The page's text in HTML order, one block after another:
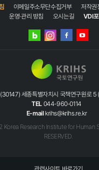
이메일주소무단수집거부 저작권
운영·관리 방침
오시는길 VDI
네이버
인스타그램
(30147) 세종특별자치시 국책연구원로 5
TEL 044-960-0114
E-mail krihs@krihs.re.kr
Research Institute for Human
RESERVED.